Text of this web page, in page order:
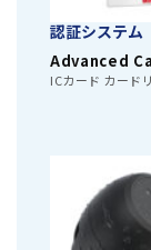
認証システム
Advanced
ICカード カード